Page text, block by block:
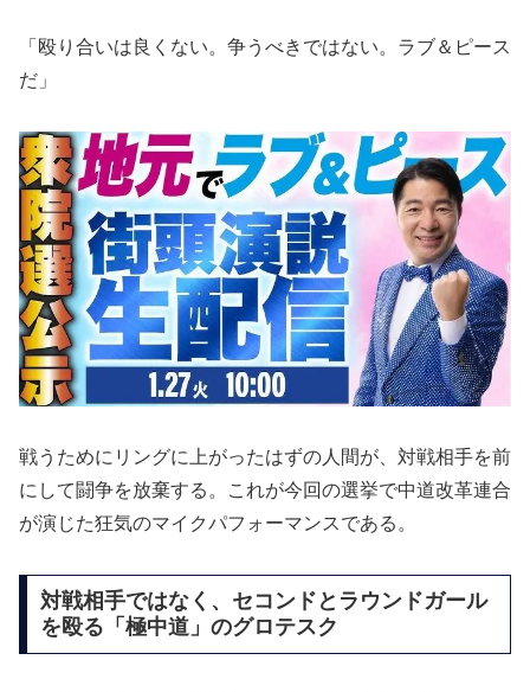
「殴り合いは良くない。争うべきではない。ラブ＆ピース
だ」
戦うためにリングに上がったはずの人間が、対戦相手を前
にして闘争を放棄する。これが今回の選挙で中道改革連合
が演じた狂気のマイクパフォーマンスである。
対戦相手ではなく、セコンドとラウンドガール
を殴る「極中道」のグロテスク